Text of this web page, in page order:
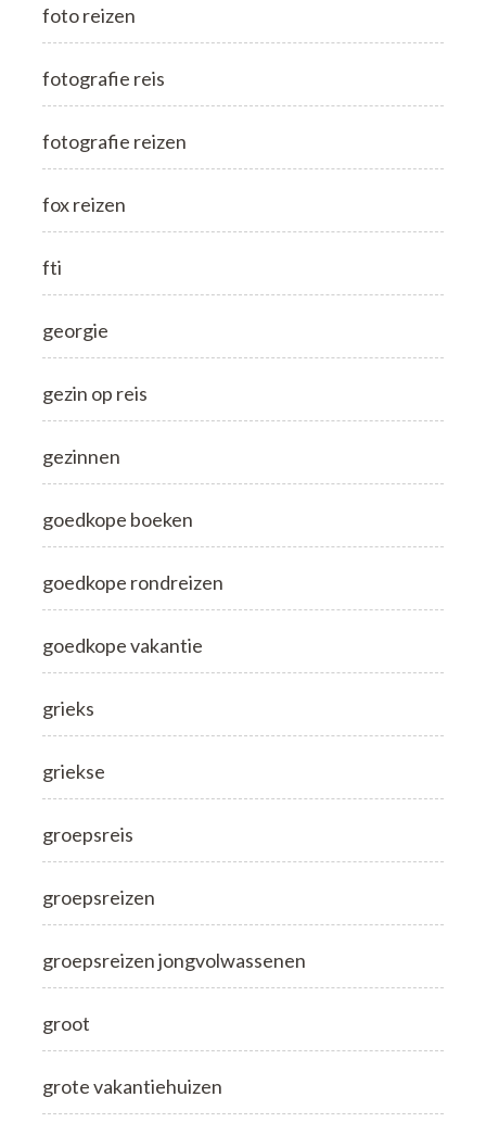
foto reizen
fotografie reis
fotografie reizen
fox reizen
fti
georgie
gezin op reis
gezinnen
goedkope boeken
goedkope rondreizen
goedkope vakantie
grieks
griekse
groepsreis
groepsreizen
groepsreizen jongvolwassenen
groot
grote vakantiehuizen